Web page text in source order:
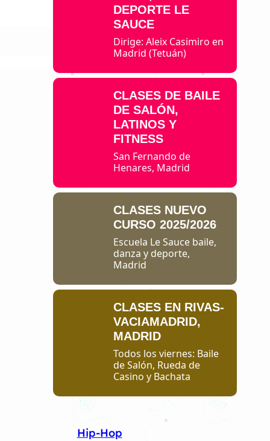
DEPORTE LE
SAUCE
Dirige: Aleix Casimiro en
Madrid (Tetuán)
CLASES DE BAILE
DE SALÓN,
LATINOS Y
FITNESS
San Fernando de
Henares, Madrid
CLASES NUEVO
CURSO 2025/2026
Escuela Le Sauce baile,
danza y deporte,
Madrid
CLASES EN RIVAS-
VACIAMADRID,
MADRID
Todos los viernes: Baile
de Salón, Rueda de
Casino y Bachata
Hip-Hop